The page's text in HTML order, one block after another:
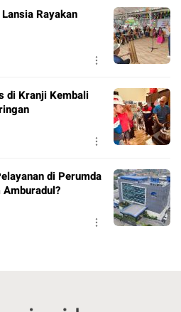
Rayakan
di Kranji Kembali
di Perumda